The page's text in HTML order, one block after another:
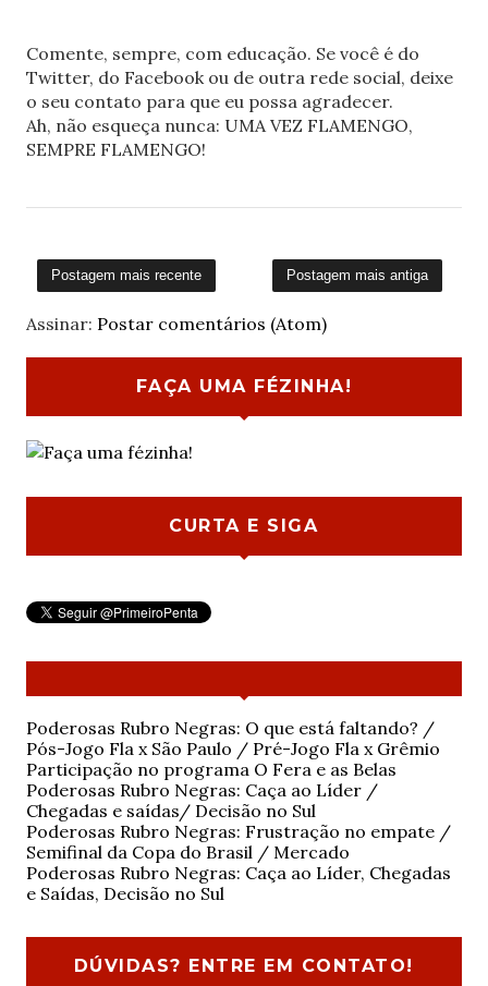
Comente, sempre, com educação. Se você é do
Twitter, do Facebook ou de outra rede social, deixe
o seu contato para que eu possa agradecer.
Ah, não esqueça nunca: UMA VEZ FLAMENGO,
SEMPRE FLAMENGO!
Postagem mais recente Postagem mais antiga
Assinar: Postar comentários (Atom)
FAÇA UMA FÉZINHA!
CURTA E SIGA
Poderosas Rubro Negras: O que está faltando? /
Pós-Jogo Fla x São Paulo / Pré-Jogo Fla x Grêmio
Participação no programa O Fera e as Belas
Poderosas Rubro Negras: Caça ao Líder /
Chegadas e saídas/ Decisão no Sul
Poderosas Rubro Negras: Frustração no empate /
Semifinal da Copa do Brasil / Mercado
Poderosas Rubro Negras: Caça ao Líder, Chegadas
e Saídas, Decisão no Sul
DÚVIDAS? ENTRE EM CONTATO!